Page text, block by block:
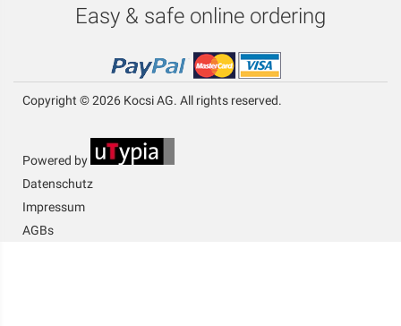
Easy & safe online ordering
Copyright © 2026 Kocsi AG. All rights reserved.
Powered by
Datenschutz
Impressum
AGBs